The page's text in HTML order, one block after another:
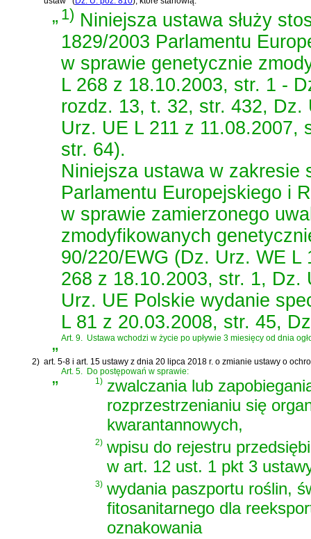
„1) Niniejsza ustawa służy
1829/2003 Parlamentu
w sprawie genetycznie
L 268 z 18.10.2003, str. 1 -
rozdz. 13, t. 32, str. 432,
Urz. UE L 211 z
str. 64).
Niniejsza ustawa w zakresie
Parlamentu Europejskiego i
w sprawie zamierzonego
zmodyfikowanych
90/220/EWG (Dz. Urz. WE
268 z 18.10.2003, str. 1,
Urz. UE Polskie wydanie
L 81 z 20.03.2008, str. 45,
„Art. 9. Ustawa wchodzi w życie po upływie 3 miesięcy od dnia
2) art. 5-8 i art. 15 ustawy z dnia 20 lipca 2018 r. o zmianie ustawy o
„Art. 5. Do postępowań w sprawie:
1) zwalczania lub
rozprzestrzenianiu się
kwarantannowych,
2) wpisu do rejestru
w art. 12 ust. 1 pkt 3
3) wydania paszportu roślin,
fitosanitarnego dla
oznakowania